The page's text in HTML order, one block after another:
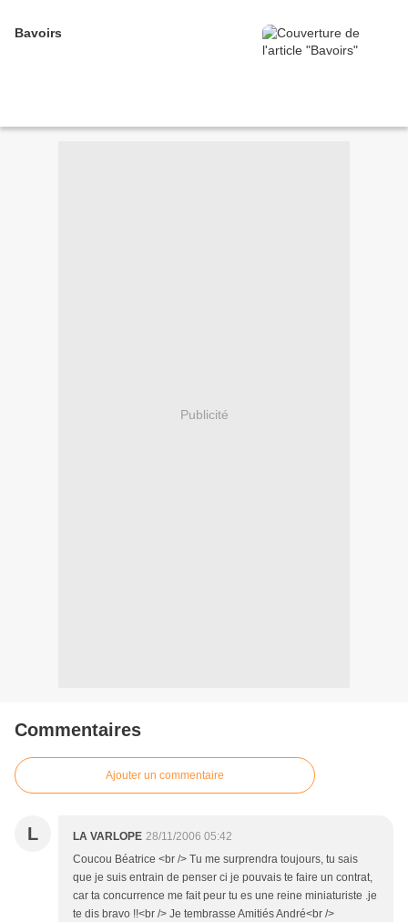
Bavoirs
Publicité
Commentaires
Ajouter un commentaire
L LA VARLOPE 28/11/2006 05:42
Coucou Béatrice <br /> Tu me surprendra toujours, tu sais
que je suis entrain de penser ci je pouvais te faire un contrat,
car ta concurrence me fait peur tu es une reine miniaturiste .je
te dis bravo !!<br /> Je tembrasse Amitiés André<br />